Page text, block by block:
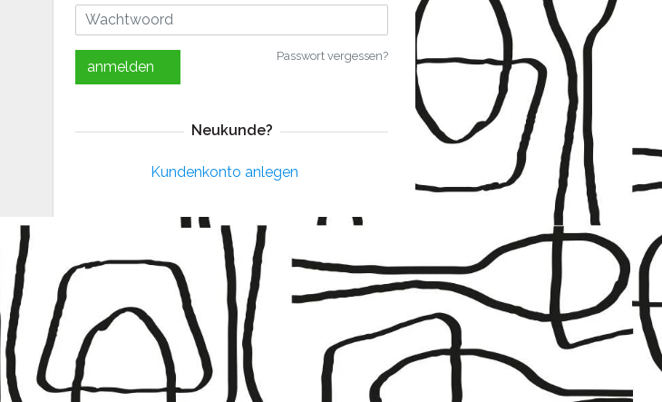
Passwort vergessen?
anmelden
Neukunde?
Kundenkonto anlegen